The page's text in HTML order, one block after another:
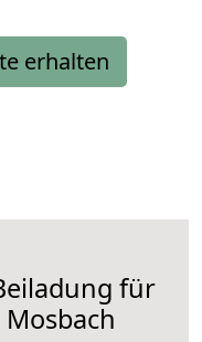
erhalten
für